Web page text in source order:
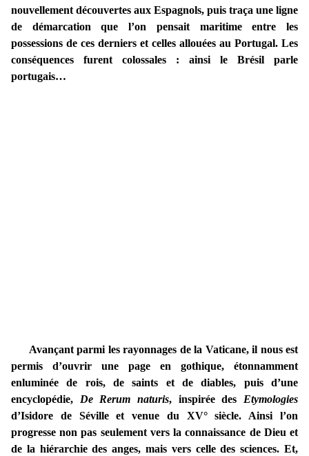
nouvellement découvertes aux Espagnols, puis traça une ligne
de démarcation que l’on pensait maritime entre les
possessions de ces derniers et celles allouées au Portugal. Les
conséquences furent colossales : ainsi le Brésil parle
portugais…
Avançant parmi les rayonnages de la Vaticane, il nous est
permis d’ouvrir une page en gothique, étonnamment
enluminée de rois, de saints et de diables, puis d’une
encyclopédie, De Rerum naturis, inspirée des Etymologies
d’Isidore de Séville et venue du XV° siècle. Ainsi l’on
progresse non pas seulement vers la connaissance de Dieu et
de la hiérarchie des anges, mais vers celle des sciences. Et,